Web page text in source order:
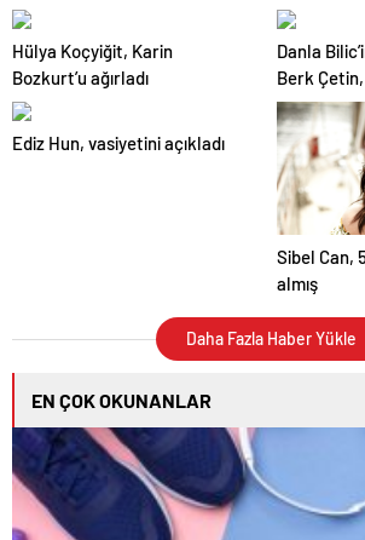
canlandıracağım
Hülya Koçyiğit, Karin
Bozkurt’u ağırladı
Danla
Berk
edildi
Ediz Hun, vasiyetini açıkladı
Sibel Can,
almış
Daha Fazla Haber Yükle
EN ÇOK OKUNANLAR